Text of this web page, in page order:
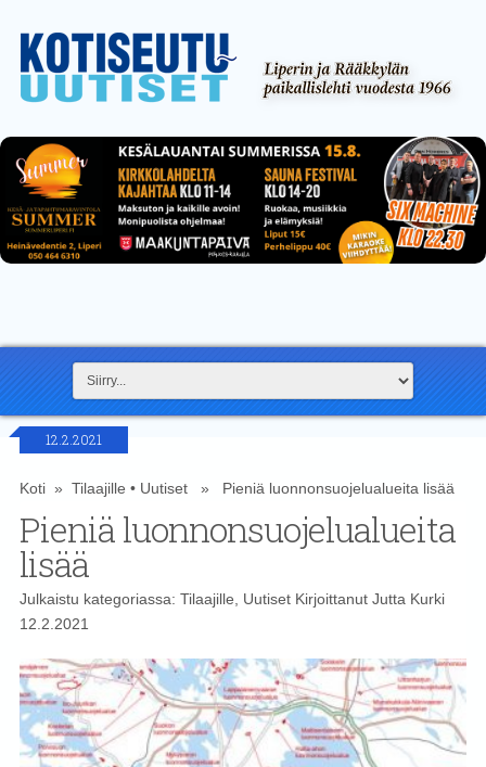
12.2.2021
Koti» Tilaajille • Uutiset» Pieniä luonnonsuojelualueita lisää
Pieniä luonnonsuojelualueita
lisää
Julkaistu kategoriassa: Tilaajille, UutisetKirjoittanut Jutta Kurki
12.2.2021